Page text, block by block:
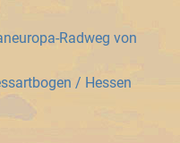
Radweg von
/ Hessen